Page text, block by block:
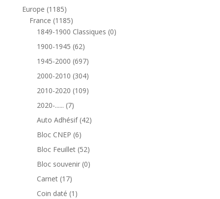
produits
Europe 11851185
produits
France 11851185
produits
1849-1900 Classiques 00
1900-1945 6262
produits
1945-2000 697697
produits
2000-2010 304304
produits
2010-2020 109109
2020-...... 77
produits
Auto Adhésif 4242
Bloc CNEP 66
produits
Bloc Feuillet 5252
produits
Bloc souvenir 00
Carnet 1717
produits
Coin daté 1 1